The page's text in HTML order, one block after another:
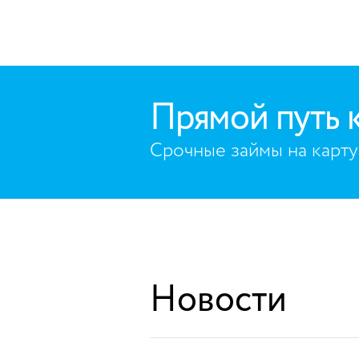
Прямой путь
Срочные займы на карту
Новости